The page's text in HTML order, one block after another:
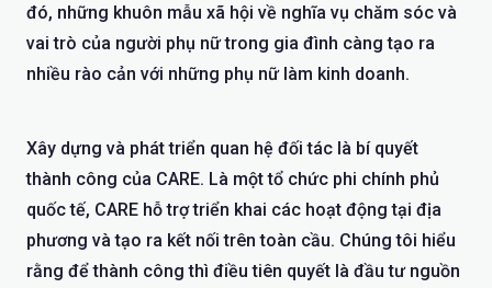
đó, những khuôn mẫu xã hội về nghĩa vụ chăm sóc và
vai trò của người phụ nữ trong gia đình càng tạo ra
nhiều rào cản với những phụ nữ làm kinh doanh.
Xây dựng và phát triển quan hệ đối tác là bí quyết
thành công của CARE. Là một tổ chức phi chính phủ
quốc tế, CARE hỗ trợ triển khai các hoạt động tại địa
phương và tạo ra kết nối trên toàn cầu. Chúng tôi hiểu
rằng để thành công thì điều tiên quyết là đầu tư nguồn